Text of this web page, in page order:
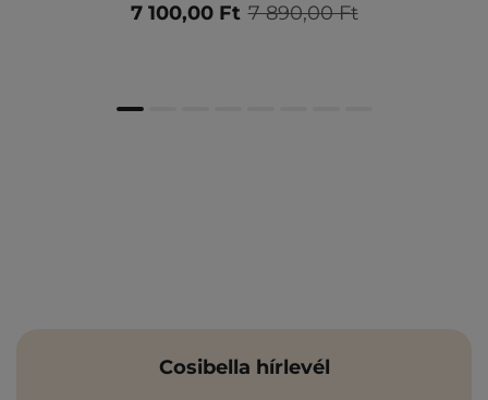
7 890,00 Ft
7 100,00 Ft
Cosibella hírlevél